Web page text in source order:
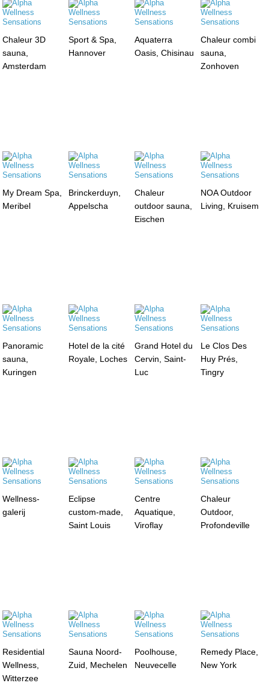
Chaleur 3D
sauna,
Amsterdam
Sport & Spa,
Hannover
Aquaterra
Oasis, Chisinau
Chaleur combi
sauna,
Zonhoven
My Dream Spa,
Meribel
Brinckerduyn,
Appelscha
Chaleur
outdoor sauna,
Eischen
NOA Outdoor
Living, Kruisem
Panoramic
sauna,
Kuringen
Hotel de la cité
Royale, Loches
Grand Hotel du
Cervin, Saint-
Luc
Le Clos Des
Huy Prés,
Tingry
Wellness-
galerij
Eclipse
custom-made,
Saint Louis
Centre
Aquatique,
Viroflay
Chaleur
Outdoor,
Profondeville
Residential
Wellness,
Witterzee
Sauna Noord-
Zuid, Mechelen
Poolhouse,
Neuvecelle
Remedy Place,
New York